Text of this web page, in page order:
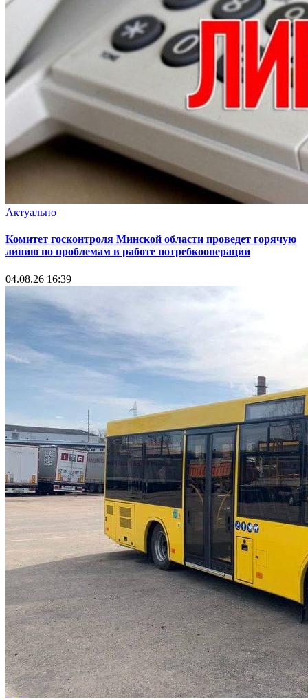
Актуально
Комитет госконтроля Минской области проведет горячую
линию по проблемам в работе потребкооперации
04.08.26 16:39